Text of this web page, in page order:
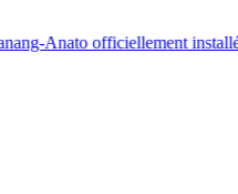
après un an d'intérim●Drame